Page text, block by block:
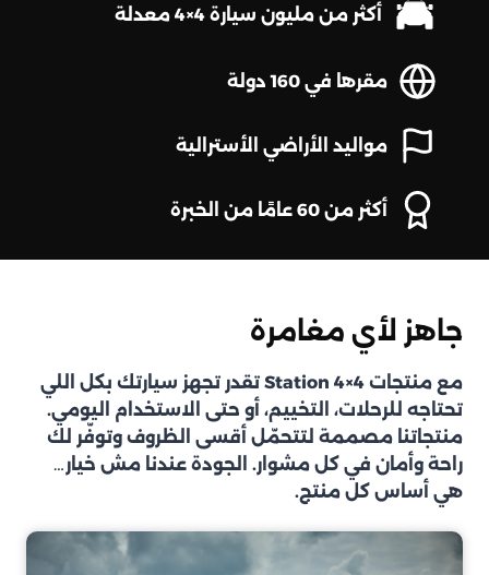
أكثر من مليون سيارة 4×4 معدلة
مقرها في 160 دولة
مواليد الأراضي الأسترالية
أكثر من 60 عامًا من الخبرة
جاهز لأي مغامرة
مع منتجات Station 4×4 تقدر تجهز سيارتك بكل اللي
تحتاجه للرحلات، التخييم، أو حتى الاستخدام اليومي.
منتجاتنا مصممة لتتحمّل أقسى الظروف وتوفّر لك
راحة وأمان في كل مشوار. الجودة عندنا مش خيار…
هي أساس كل منتج.